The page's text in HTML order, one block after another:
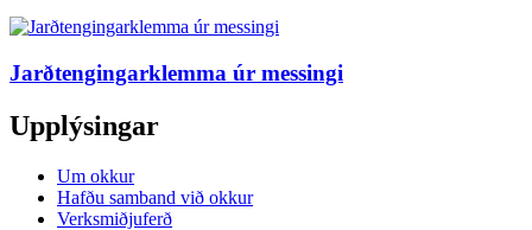
Jarðtengingarklemma úr messingi
Upplýsingar
Um okkur
Hafðu samband við okkur
Verksmiðjuferð